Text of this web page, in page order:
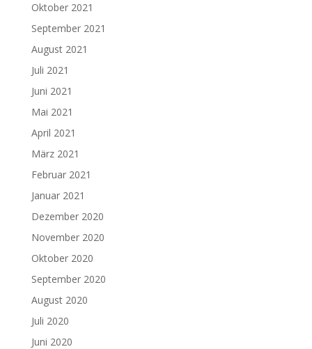
Oktober 2021
September 2021
August 2021
Juli 2021
Juni 2021
Mai 2021
April 2021
März 2021
Februar 2021
Januar 2021
Dezember 2020
November 2020
Oktober 2020
September 2020
August 2020
Juli 2020
Juni 2020